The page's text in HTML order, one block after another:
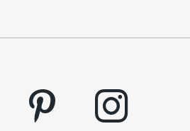
pinterest instagram